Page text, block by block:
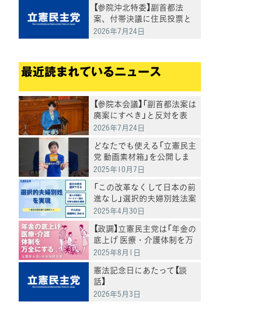
【参院沖北特委】副首都法
案、付帯決議に住民投票と
通常選挙の同日選「重複しな
2026年7月24日
最近読まれているニュース
【参院本会議】「副首都法案は
廃案にすべき」と反対を表
明 岸真紀子議員
2026年7月24日
どなたでも使える「立憲民主
党 動画素材箱」を公開しま
した
2025年10月7日
「この改革なくして日本の前
進なし」選択的夫婦別姓法案
を提出
2025年4月30日
【政調】立憲民主党は「年金の
底上げ 医療・介護体制を万
全にする」
2025年8月1日
憲法記念日にあたって【談
話】
2026年5月3日